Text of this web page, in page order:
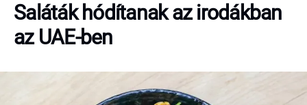
Saláták hódítanak az irodákban
az UAE-ben